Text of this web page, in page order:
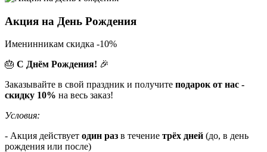
Акция на День Рождения
Именинникам скидка -10%
🎂 С Днём Рождения! 🎉
Заказывайте в свой праздник и получите подарок от нас -
скидку 10% на весь заказ!
Условия:
- Акция действует один раз в течение трёх дней (до, в день
рождения или после)